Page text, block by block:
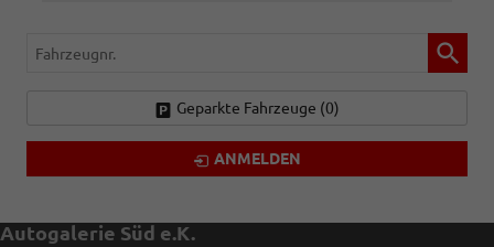
Fahrzeugnr.
Geparkte Fahrzeuge (0)
ANMELDEN
Autogalerie Süd e.K.